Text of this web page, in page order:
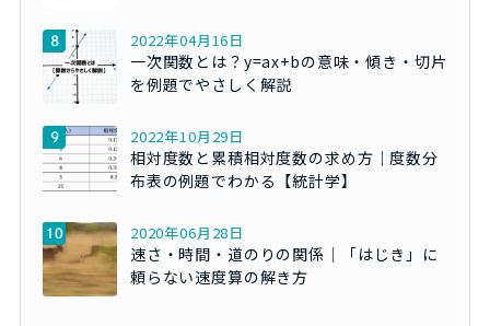
2022年04月16日
一次関数とは？y=ax+bの意味・傾き・切片
を例題でやさしく解説
2022年10月29日
相対度数と累積相対度数の求め方｜度数分
布表の例題でわかる【統計学】
2020年06月28日
速さ・時間・道のりの関係｜「はじき」に
頼らない速度算の解き方